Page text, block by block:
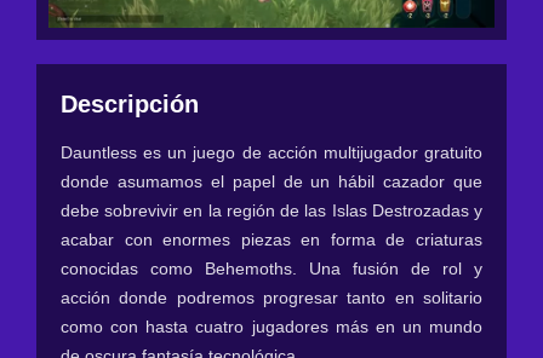
Descripción
Dauntless es un juego de acción multijugador gratuito
donde asumamos el papel de un hábil cazador que
debe sobrevivir en la región de las Islas Destrozadas y
acabar con enormes piezas en forma de criaturas
conocidas como Behemoths. Una fusión de rol y
acción donde podremos progresar tanto en solitario
como con hasta cuatro jugadores más en un mundo